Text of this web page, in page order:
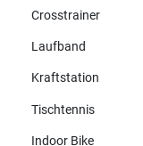
Crosstrainer
Laufband
Kraftstation
Tischtennis
Indoor Bike